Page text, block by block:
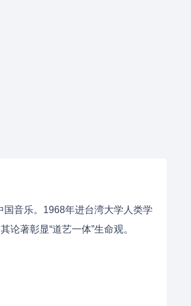
国音乐。1968年进台湾大学人类学
著彰显“道艺一体”生命观。